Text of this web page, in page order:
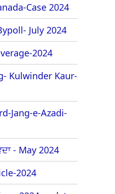
Case 2024
July 2024
2024
Kulwinder Kaur-
Jang-e-Azadi-
- May 2024
2024